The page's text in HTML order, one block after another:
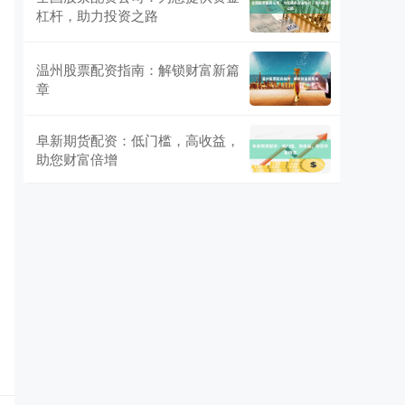
杠杆，助力投资之路
温州股票配资指南：解锁财富新篇
章
阜新期货配资：低门槛，高收益，
助您财富倍增